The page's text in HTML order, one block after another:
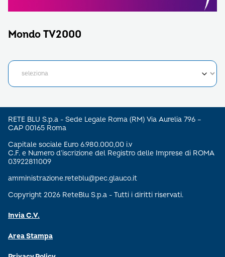
Mondo TV2000
RETE BLU S.p.a - Sede Legale Roma (RM) Via Aurelia 796 –
CAP 00165 Roma
Capitale sociale Euro 6.980.000,00 i.v
C.F. e Numero d’iscrizione del Registro delle Imprese di ROMA
03922811009
amministrazione.reteblu@pec.glauco.it
Copyright 2026 ReteBlu S.p.a - Tutti i diritti riservati.
Invia C.V.
Area Stampa